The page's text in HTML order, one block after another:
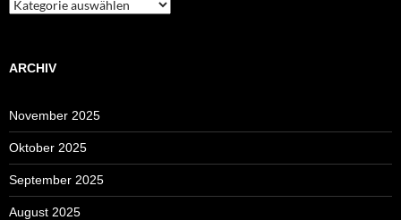
ARCHIV
November 2025
Oktober 2025
September 2025
August 2025